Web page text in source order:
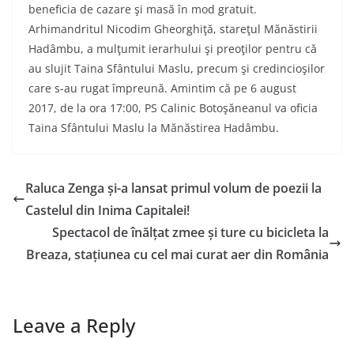
beneficia de cazare şi masă în mod gratuit.
Arhimandritul Nicodim Gheorghiţă, stareţul Mănăstirii
Hadâmbu, a mulţumit ierarhului şi preoţilor pentru că
au slujit Taina Sfântului Maslu, precum şi credincioşilor
care s-au rugat împreună. Amintim că pe 6 august
2017, de la ora 17:00, PS Calinic Botoşăneanul va oficia
Taina Sfântului Maslu la Mănăstirea Hadâmbu.
Raluca Zenga și-a lansat primul volum de poezii la
Castelul din Inima Capitalei!
Spectacol de înălțat zmee și ture cu bicicleta la
Breaza, stațiunea cu cel mai curat aer din România
Leave a Reply